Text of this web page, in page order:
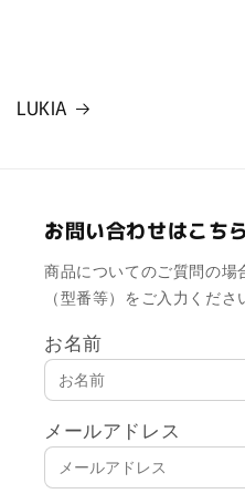
LUKIA
お問い合わせはこちら
商品についてのご質問の場
（型番等）をご入力くださ
お名前
メールアドレス